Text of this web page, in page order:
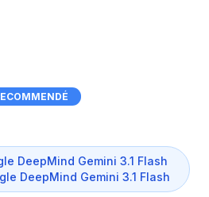
DeepMind Gemini 3.1 Flash
DeepMind Gemini 3.1 Flash